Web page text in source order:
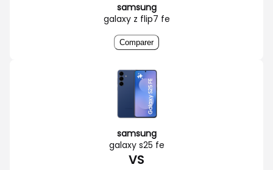
samsung
galaxy z flip7 fe
Comparer
samsung
galaxy s25 fe
VS